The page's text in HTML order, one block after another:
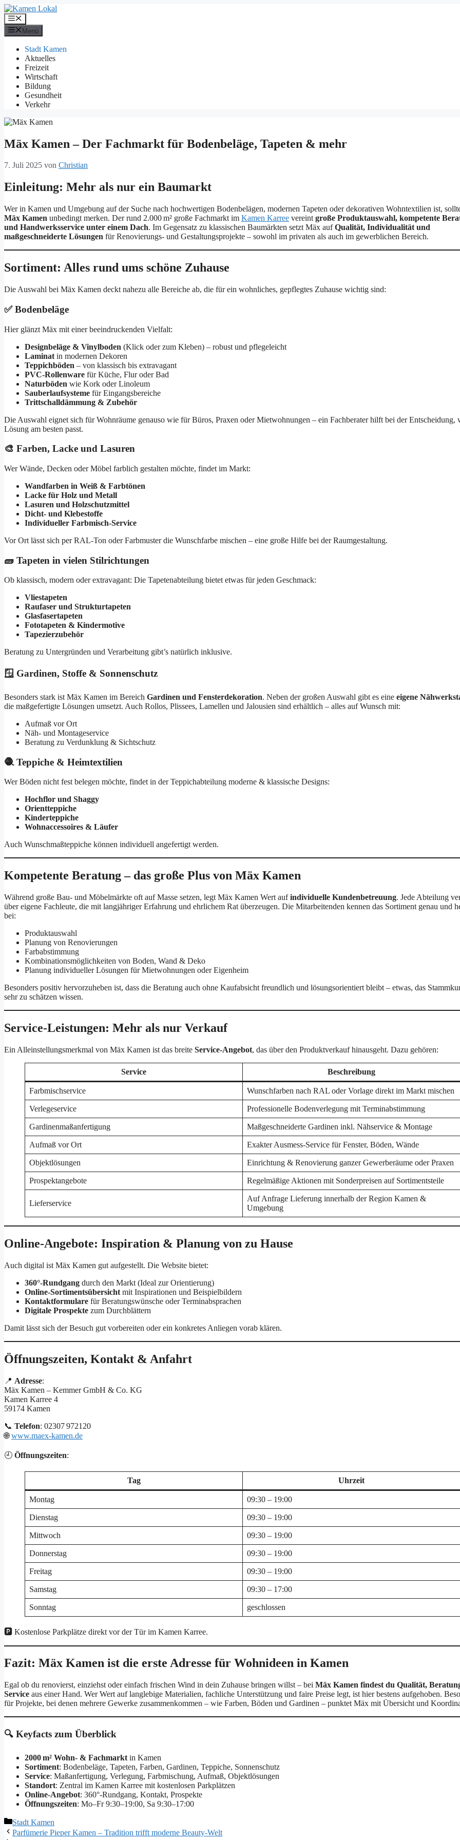
Zum
Inhalt
springen
Menü
Menü
Stadt Kamen
Aktuelles
Freizeit
Wirtschaft
Bildung
Gesundheit
Verkehr
Mäx Kamen – Der Fachmarkt für Bodenbeläge, Tapeten & mehr
7. Juli 2025 von Christian
Einleitung: Mehr als nur ein Baumarkt
Wer in Kamen und Umgebung auf der Suche nach hochwertigen Bodenbelägen, modernen Tapeten oder dekorativen Wohntextilien ist,
Mäx Kamen unbedingt merken. Der rund 2.000 m² große Fachmarkt im Kamen Karree vereint große Produktauswahl, kompetente
und Handwerksservice unter einem Dach. Im Gegensatz zu klassischen Baumärkten setzt Mäx aufQualität, Individualität und
maßgeschneiderte Lösungen für Renovierungs- und Gestaltungsprojekte – sowohl im privaten als auch im gewerblichen Bereich.
Sortiment: Alles rund ums schöne Zuhause
Die Auswahl bei Mäx Kamen deckt nahezu alle Bereiche ab, die für ein wohnliches, gepflegtes Zuhause wichtig sind:
✅ Bodenbeläge
Hier glänzt Mäx mit einer beeindruckenden Vielfalt:
Designbeläge & Vinylboden (Klick oder zum Kleben) – robust und pflegeleicht
Laminat in modernen Dekoren
Teppichböden – von klassisch bis extravagant
PVC-Rollenware für Küche, Flur oder Bad
Naturböden wie Kork oder Linoleum
Sauberlaufsysteme für Eingangsbereiche
Trittschalldämmung & Zubehör
Die Auswahl eignet sich für Wohnräume genauso wie für Büros, Praxen oder Mietwohnungen – ein Fachberater hilft bei der Entscheidung,
Lösung am besten passt.
🎨 Farben, Lacke und Lasuren
Wer Wände, Decken oder Möbel farblich gestalten möchte, findet im Markt:
Wandfarben in Weiß & Farbtönen
Lacke für Holz und Metall
Lasuren und Holzschutzmittel
Dicht- und Klebestoffe
Individueller Farbmisch-Service
Vor Ort lässt sich per RAL-Ton oder Farbmuster die Wunschfarbe mischen – eine große Hilfe bei der Raumgestaltung.
🧱 Tapeten in vielen Stilrichtungen
Ob klassisch, modern oder extravagant: Die Tapetenabteilung bietet etwas für jeden Geschmack:
Vliestapeten
Raufaser und Strukturtapeten
Glasfasertapeten
Fototapeten & Kindermotive
Tapezierzubehör
Beratung zu Untergründen und Verarbeitung gibt’s natürlich inklusive.
🪟 Gardinen, Stoffe & Sonnenschutz
Besonders stark ist Mäx Kamen im Bereich Gardinen und Fensterdekoration. Neben der großen Auswahl gibt es eine eigene
die maßgefertigte Lösungen umsetzt. Auch Rollos, Plissees, Lamellen und Jalousien sind erhältlich – alles auf Wunsch mit:
Aufmaß vor Ort
Näh- und Montageservice
Beratung zu Verdunklung & Sichtschutz
🧶 Teppiche & Heimtextilien
Wer Böden nicht fest belegen möchte, findet in der Teppichabteilung moderne & klassische Designs:
Hochflor und Shaggy
Orientteppiche
Kinderteppiche
Wohnaccessoires & Läufer
Auch Wunschmaßteppiche können individuell angefertigt werden.
Kompetente Beratung – das große Plus von Mäx Kamen
Während große Bau- und Möbelmärkte oft auf Masse setzen, legt Mäx Kamen Wert aufindividuelle Kundenbetreuung. Jede Abteilung
über eigene Fachleute, die mit langjähriger Erfahrung und ehrlichem Rat überzeugen. Die Mitarbeitenden kennen das Sortiment genau und
bei:
Produktauswahl
Planung von Renovierungen
Farbabstimmung
Kombinationsmöglichkeiten von Boden, Wand & Deko
Planung individueller Lösungen für Mietwohnungen oder Eigenheim
Besonders positiv hervorzuheben ist, dass die Beratung auch ohne Kaufabsicht freundlich und lösungsorientiert bleibt – etwas, das
sehr zu schätzen wissen.
Service-Leistungen: Mehr als nur Verkauf
Ein Alleinstellungsmerkmal von Mäx Kamen ist das breite Service-Angebot, das über den Produktverkauf hinausgeht. Dazu gehören:
Service Beschreibung
Farbmischservice Wunschfarben nach RAL oder Vorlage direkt im Markt mischen
Verlegeservice Professionelle Bodenverlegung mit Terminabstimmung
Gardinenmaßanfertigung Maßgeschneiderte Gardinen inkl. Nähservice & Montage
Aufmaß vor Ort Exakter Ausmess-Service für Fenster, Böden, Wände
Objektlösungen Einrichtung & Renovierung ganzer Gewerberäume oder Praxen
Prospektangebote Regelmäßige Aktionen mit Sonderpreisen auf Sortimentsteile
Lieferservice
Auf Anfrage Lieferung innerhalb der Region Kamen &
Umgebung
Online-Angebote: Inspiration & Planung von zu Hause
Auch digital ist Mäx Kamen gut aufgestellt. Die Website bietet:
360°-Rundgang durch den Markt (Ideal zur Orientierung)
Online-Sortimentsübersicht mit Inspirationen und Beispielbildern
Kontaktformulare für Beratungswünsche oder Terminabsprachen
Digitale Prospekte zum Durchblättern
Damit lässt sich der Besuch gut vorbereiten oder ein konkretes Anliegen vorab klären.
Öffnungszeiten, Kontakt & Anfahrt
📍 Adresse:
Mäx Kamen – Kemmer GmbH & Co. KG
Kamen Karree 4
59174 Kamen
📞 Telefon: 02307 972120
🌐www.maex-kamen.de
🕘 Öffnungszeiten:
Tag Uhrzeit
Montag 09:30 – 19:00
Dienstag 09:30 – 19:00
Mittwoch 09:30 – 19:00
Donnerstag 09:30 – 19:00
Freitag 09:30 – 19:00
Samstag 09:30 – 17:00
Sonntag geschlossen
🅿️ Kostenlose Parkplätze direkt vor der Tür im Kamen Karree.
Fazit: Mäx Kamen ist die erste Adresse für Wohnideen in Kamen
Egal ob du renovierst, einziehst oder einfach frischen Wind in dein Zuhause bringen willst – bei Mäx Kamen findest du Qualität,
Service aus einer Hand. Wer Wert auf langlebige Materialien, fachliche Unterstützung und faire Preise legt, ist hier bestens aufgehoben.
für Projekte, bei denen mehrere Gewerke zusammenkommen – wie Farben, Böden und Gardinen – punktet Mäx mit Übersicht und
🔍 Keyfacts zum Überblick
2000 m² Wohn- & Fachmarkt in Kamen
Sortiment: Bodenbeläge, Tapeten, Farben, Gardinen, Teppiche, Sonnenschutz
Service: Maßanfertigung, Verlegung, Farbmischung, Aufmaß, Objektlösungen
Standort: Zentral im Kamen Karree mit kostenlosen Parkplätzen
Online-Angebot: 360°-Rundgang, Kontakt, Prospekte
Öffnungszeiten: Mo–Fr 9:30–19:00, Sa 9:30–17:00
Kategorien
Stadt Kamen
Parfümerie Pieper Kamen – Tradition trifft moderne Beauty-Welt